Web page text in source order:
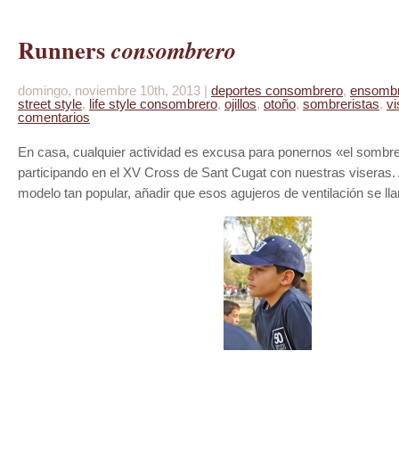
Runnersconsombrero
domingo, noviembre 10th, 2013 | deportes consombrero,
street style, life style consombrero, ojillos, otoño, sombreristas,
comentarios
En casa, cualquier actividad es excusa para ponernos «el
participando en el XV Cross de Sant Cugat con nuestras viseras.
modelo tan popular, añadir que esos agujeros de ventilación se